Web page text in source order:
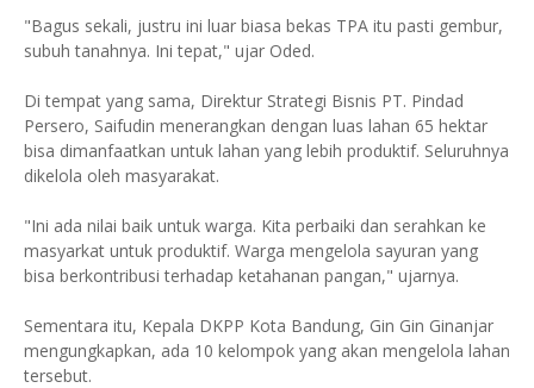
"Bagus sekali, justru ini luar biasa bekas TPA itu pasti gembur,
subuh tanahnya. Ini tepat," ujar Oded.
Di tempat yang sama, Direktur Strategi Bisnis PT. Pindad
Persero, Saifudin menerangkan dengan luas lahan 65 hektar
bisa dimanfaatkan untuk lahan yang lebih produktif. Seluruhnya
dikelola oleh masyarakat.
"Ini ada nilai baik untuk warga. Kita perbaiki dan serahkan ke
masyarkat untuk produktif. Warga mengelola sayuran yang
bisa berkontribusi terhadap ketahanan pangan," ujarnya.
Sementara itu, Kepala DKPP Kota Bandung, Gin Gin Ginanjar
mengungkapkan, ada 10 kelompok yang akan mengelola lahan
tersebut.